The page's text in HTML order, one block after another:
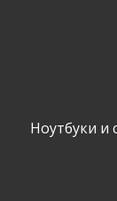
Ноутбуки и